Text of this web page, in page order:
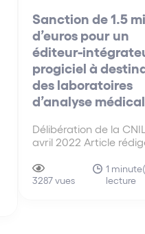
Sanction de 1.5
d’euros pour un
éditeur-
progiciel à
des laboratoires
d’analyse
Délibération de la
avril 2022 Article
Valentine Quiniou.
3287 vues
1
lecture